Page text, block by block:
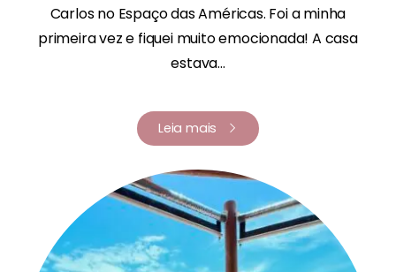
Carlos no Espaço das Américas. Foi a minha
primeira vez e fiquei muito emocionada! A casa
estava...
Leia mais
Renata Fernandes